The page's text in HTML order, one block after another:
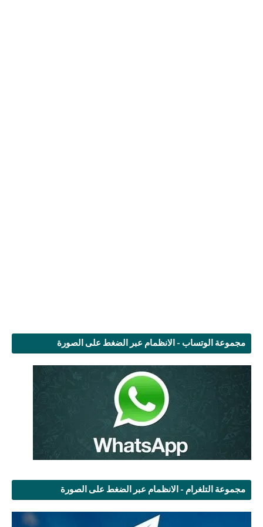
مجموعة الوتساب - الانظمام عبر الضغط على الصورة
مجموعة التلغرام - الانظمام عبر الضغط على الصورة